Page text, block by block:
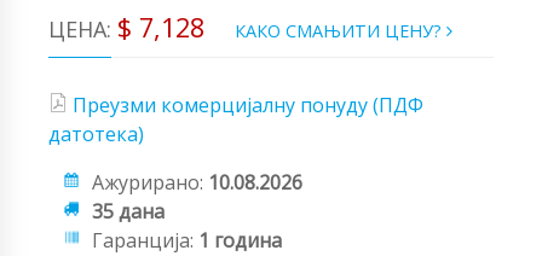
ЦЕНА: $ 7,128 КАКО СМАЊИТИ ЦЕНУ?
Преузми комерцијалну понуду (ПДФ
датотека)
Ажурирано: 10.08.2026
35 дана
Гаранција: 1 година